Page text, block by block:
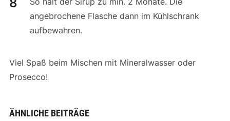
angebrochene Flasche dann im Kühlschrank
aufbewahren.
Viel Spaß beim Mischen mit Mineralwasser oder
Prosecco!
ÄHNLICHE BEITRÄGE